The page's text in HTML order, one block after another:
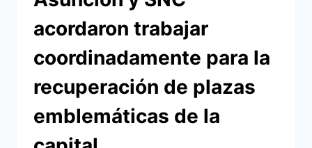
LA
acordaron trabajar
coordinadamente para la
recuperación de plazas
emblemáticas de la